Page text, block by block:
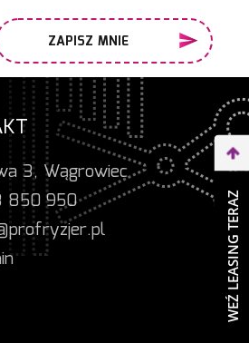
ZAPISZ MNIE
3, Wągrowiec
850 950
WEŹ LEASING TERAZ